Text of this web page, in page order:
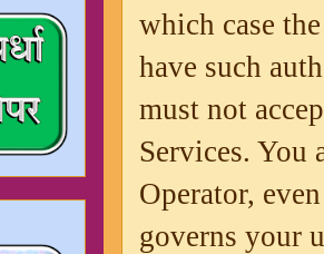
which case
have such
must not
Services. You
Operator,
governs your